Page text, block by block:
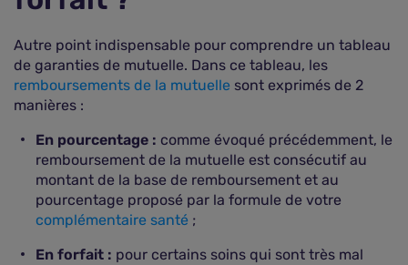
Autre point indispensable pour comprendre un tableau
de garanties de mutuelle. Dans ce tableau, les
remboursements de la mutuelle sont exprimés de 2
manières :
En pourcentage : comme évoqué précédemment, le
remboursement de la mutuelle est consécutif au
montant de la base de remboursement et au
pourcentage proposé par la formule de votre
complémentaire santé ;
En forfait : pour certains soins qui sont très mal